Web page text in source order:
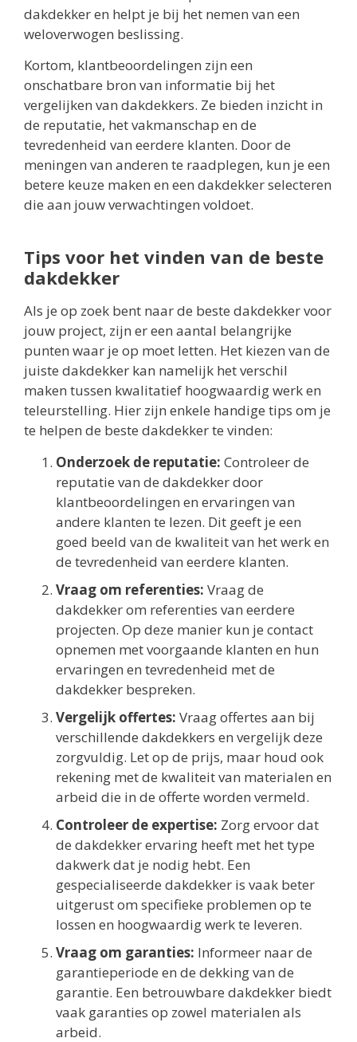
dakdekker en helpt je bij het nemen van een
weloverwogen beslissing.
Kortom, klantbeoordelingen zijn een
onschatbare bron van informatie bij het
vergelijken van dakdekkers. Ze bieden inzicht in
de reputatie, het vakmanschap en de
tevredenheid van eerdere klanten. Door de
meningen van anderen te raadplegen, kun je een
betere keuze maken en een dakdekker selecteren
die aan jouw verwachtingen voldoet.
Tips voor het vinden van de beste
dakdekker
Als je op zoek bent naar de beste dakdekker voor
jouw project, zijn er een aantal belangrijke
punten waar je op moet letten. Het kiezen van de
juiste dakdekker kan namelijk het verschil
maken tussen kwalitatief hoogwaardig werk en
teleurstelling. Hier zijn enkele handige tips om je
te helpen de beste dakdekker te vinden:
Onderzoek de reputatie: Controleer de
reputatie van de dakdekker door
klantbeoordelingen en ervaringen van
andere klanten te lezen. Dit geeft je een
goed beeld van de kwaliteit van het werk en
de tevredenheid van eerdere klanten.
Vraag om referenties: Vraag de
dakdekker om referenties van eerdere
projecten. Op deze manier kun je contact
opnemen met voorgaande klanten en hun
ervaringen en tevredenheid met de
dakdekker bespreken.
Vergelijk offertes: Vraag offertes aan bij
verschillende dakdekkers en vergelijk deze
zorgvuldig. Let op de prijs, maar houd ook
rekening met de kwaliteit van materialen en
arbeid die in de offerte worden vermeld.
Controleer de expertise: Zorg ervoor dat
de dakdekker ervaring heeft met het type
dakwerk dat je nodig hebt. Een
gespecialiseerde dakdekker is vaak beter
uitgerust om specifieke problemen op te
lossen en hoogwaardig werk te leveren.
Vraag om garanties: Informeer naar de
garantieperiode en de dekking van de
garantie. Een betrouwbare dakdekker biedt
vaak garanties op zowel materialen als
arbeid.